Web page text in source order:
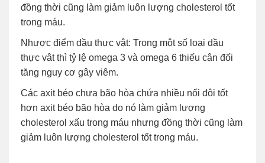
đồng thời cũng làm giảm luôn lượng cholesterol tốt
trong máu.
Nhược điểm dầu thực vật: Trong một số loại dầu
thực vât thì tỷ lệ omega 3 và omega 6 thiếu cân đối
tăng nguy cơ gây viêm.
Các axit béo chưa bão hòa chứa nhiều nối đôi tốt
hơn axit béo bão hòa do nó làm giảm lượng
cholesterol xấu trong máu nhưng đồng thời cũng làm
giảm luôn lượng cholesterol tốt trong máu.